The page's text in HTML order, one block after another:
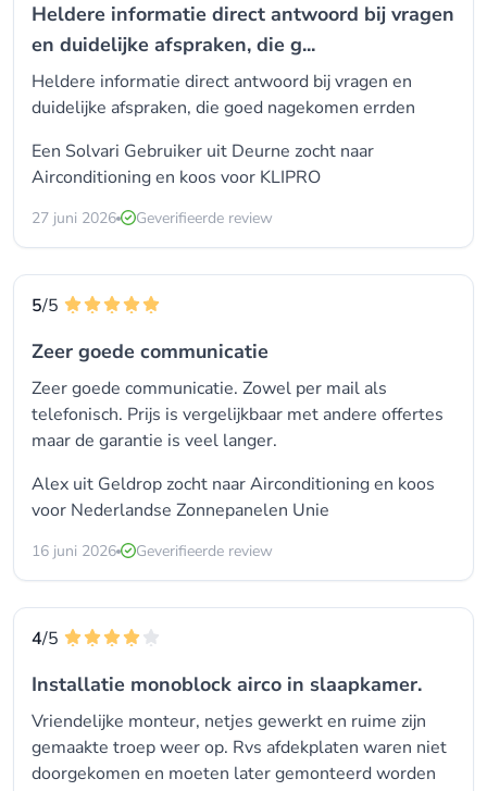
Heldere informatie direct antwoord bij vragen
en duidelijke afspraken, die g...
Heldere informatie direct antwoord bij vragen en
duidelijke afspraken, die goed nagekomen errden
Een Solvari Gebruiker uit Deurne zocht naar
Airconditioning en koos voor KLIPRO
27 juni 2026 Geverifieerde review
5/5
Zeer goede communicatie
Zeer goede communicatie. Zowel per mail als
telefonisch. Prijs is vergelijkbaar met andere offertes
maar de garantie is veel langer.
Alex uit Geldrop zocht naar Airconditioning en koos
voor Nederlandse Zonnepanelen Unie
16 juni 2026 Geverifieerde review
4/5
Installatie monoblock airco in slaapkamer.
Vriendelijke monteur, netjes gewerkt en ruime zijn
gemaakte troep weer op. Rvs afdekplaten waren niet
doorgekomen en moeten later gemonteerd worden